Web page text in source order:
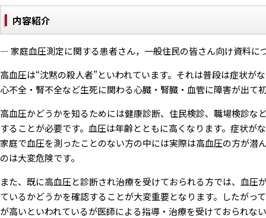
内容紹介
― 家庭血圧測定に関する患者さん，一般住民の皆さん向け資料に
高血圧は“沈黙の殺人者”といわれています。それは普段は症状が
心不全・腎不全など生死に関わる心臓・腎臓・血管に障害が出て
高血圧かどうかを知るためには健康診断、住民検診、職場検診な
することが必要です。血圧は年齢とともに高くなります。症状が
家庭で血圧を測ったことのない方の中には実際は高血圧の方が潜
のは大変危険です。
また、既に高血圧と診断され治療を受けておられる方では、血圧
ているかどうかを確認することが大変重要となります。したがっ
が高いといわれているが医師による指導・治療を受けておられな